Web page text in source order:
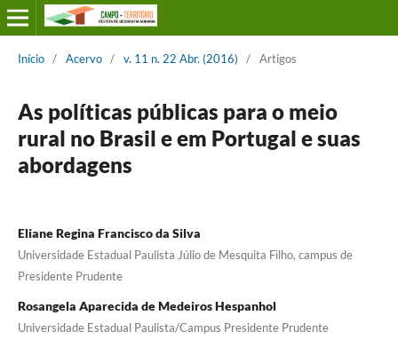
Início / Acervo / v. 11 n. 22 Abr. (2016) / Artigos
As políticas públicas para o meio
rural no Brasil e em Portugal e suas
abordagens
Eliane Regina Francisco da Silva
Universidade Estadual Paulista Júlio de Mesquita Filho, campus de
Presidente Prudente
Rosangela Aparecida de Medeiros Hespanhol
Universidade Estadual Paulista/Campus Presidente Prudente